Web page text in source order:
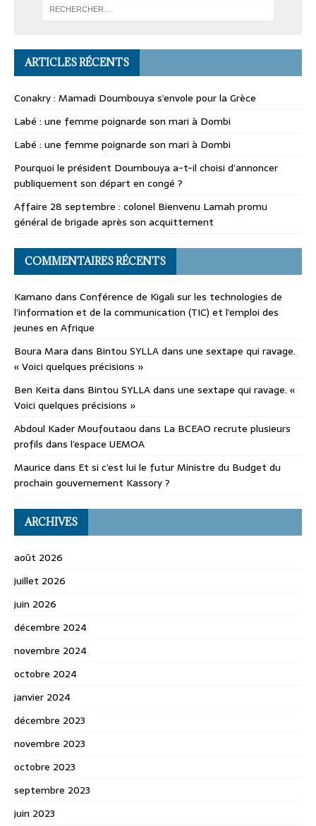
ARTICLES RÉCENTS
Conakry : Mamadi Doumbouya s’envole pour la Grèce
Labé : une femme poignarde son mari à Dombi
Labé : une femme poignarde son mari à Dombi
Pourquoi le président Doumbouya a-t-il choisi d’annoncer
publiquement son départ en congé ?
Affaire 28 septembre : colonel Bienvenu Lamah promu
général de brigade après son acquittement
COMMENTAIRES RÉCENTS
Kamano dans Conférence de Kigali sur les technologies de
l’information et de la communication (TIC) et l’emploi des
jeunes en Afrique
Boura Mara dans Bintou SYLLA dans une sextape qui ravage.
« Voici quelques précisions »
Ben Keita dans Bintou SYLLA dans une sextape qui ravage. «
Voici quelques précisions »
Abdoul Kader Moufoutaou dans La BCEAO recrute plusieurs
profils dans l’espace UEMOA
Maurice dans Et si c’est lui le futur Ministre du Budget du
prochain gouvernement Kassory ?
ARCHIVES
août 2026
juillet 2026
juin 2026
décembre 2024
novembre 2024
octobre 2024
janvier 2024
décembre 2023
novembre 2023
octobre 2023
septembre 2023
juin 2023